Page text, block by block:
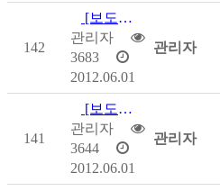
142
[보도자료] 우리은행, 장애인고용에 적극 나선다
관리자
3683
2012.06.01
관리자
141
[보도자료] 함께 걷고, 함께 타고, 함께 즐겨요.
관리자
3644
2012.06.01
관리자